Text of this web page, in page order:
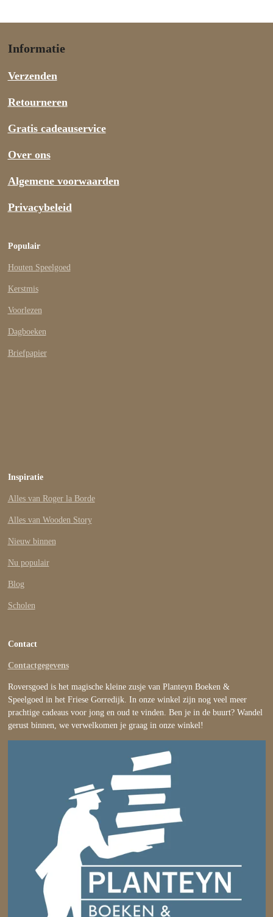
Informatie
Verzenden
Retourneren
Gratis cadeauservice
Over ons
Algemene voorwaarden
Privacybeleid
Populair
Houten Speelgoed
Kerstmis
Voorlezen
Dagboeken
Briefpapier
Inspiratie
Alles van Roger la Borde
Alles van Wooden Story
Nieuw binnen
Nu populair
Blog
Scholen
Contact
Contactgegevens
Roversgoed is het magische kleine zusje van Planteyn Boeken &
Speelgoed in het Friese Gorredijk. In onze winkel zijn nog veel meer
prachtige cadeaus voor jong en oud te vinden. Ben je in de buurt? Wandel
gerust binnen, we verwelkomen je graag in onze winkel!